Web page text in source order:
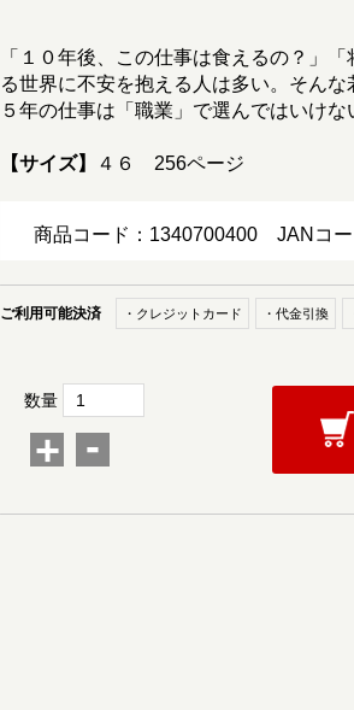
「１０年後、この仕事は食えるの？」
る世界に不安を抱える人は多い。そん
５年の仕事は「職業」で選んではいけな
【サイズ】 ４６ 256ページ
商品コード：1340700400 JANコ
ご利用可能決済 ・クレジットカード ・代金引換
数量
+ -